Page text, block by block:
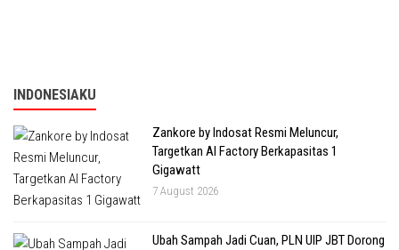
INDONESIAKU
Zankore by Indosat Resmi Meluncur,
Targetkan AI Factory Berkapasitas 1
Gigawatt
7 August 2026
Ubah Sampah Jadi Cuan, PLN UIP JBT Dorong